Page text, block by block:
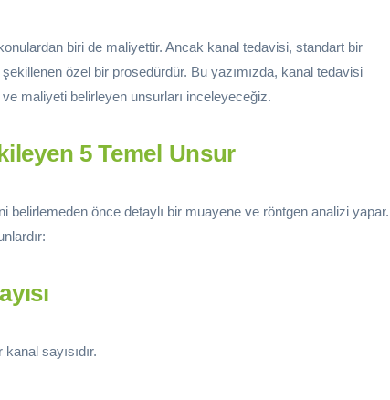
biri de maliyettir. Ancak kanal tedavisi, standart bir
özel bir prosedürdür. Bu yazımızda, kanal tedavisi
maliyeti belirleyen unsurları inceleyeceğiz.
5 Temel Unsur
belirlemeden önce detaylı bir muayene ve röntgen analizi yapar.
sayısıdır.